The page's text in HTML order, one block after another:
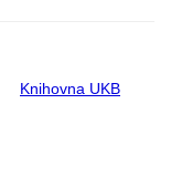
Knihovna UKB